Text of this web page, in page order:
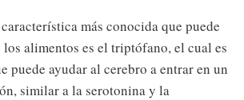
más conocida que puede
los alimentos es el triptófano, el cual es
puede ayudar al cerebro a entrar en un
similar a la serotonina y la